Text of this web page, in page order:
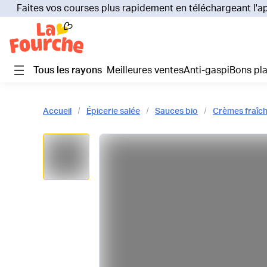
Faites vos courses plus rapidement en téléchargeant
Tous les rayons Meilleures ventes Anti-gaspi Bons
Accueil Épicerie salée Sauces bio Crèmes